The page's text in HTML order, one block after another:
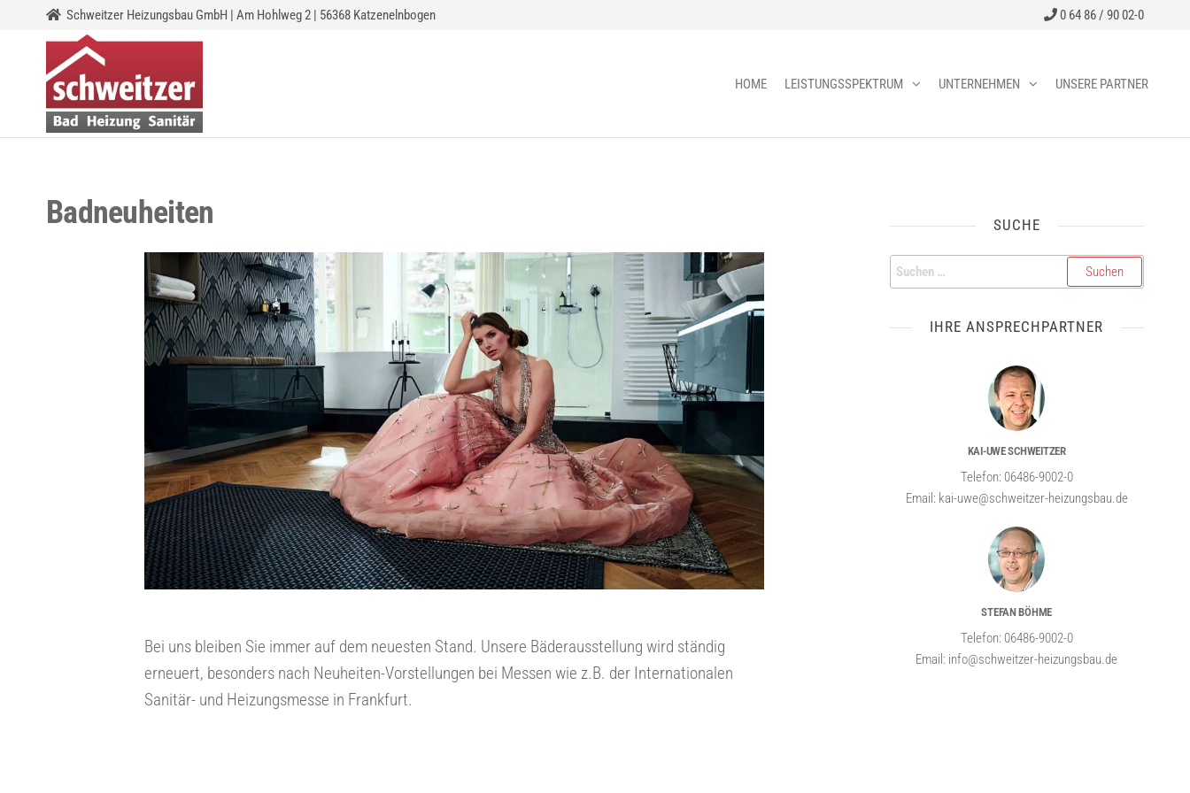
Schweitzer Heizungsbau GmbH | Am Hohlweg 2 | 56368 Katzenelnbogen 0 64 86 / 90 02-0
HOME LEISTUNGSSPEKTRUM UNTERNEHMEN UNSERE PARTNER
Badneuheiten
Bei uns bleiben Sie immer auf dem neuesten Stand. Unsere Bäderausstellung wird ständig
erneuert, besonders nach Neuheiten-Vorstellungen bei Messen wie z.B. der Internationalen
Sanitär- und Heizungsmesse in Frankfurt.
SUCHE
IHRE ANSPRECHPARTNER
KAI-UWE SCHWEITZER
Telefon: 06486-9002-0
Email: kai-uwe@schweitzer-heizungsbau.de
STEFAN BÖHME
Telefon: 06486-9002-0
Email: info@schweitzer-heizungsbau.de